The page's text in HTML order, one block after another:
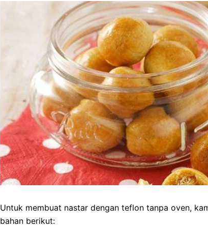
Untuk membuat nastar dengan teflon tanpa oven,
bahan berikut: